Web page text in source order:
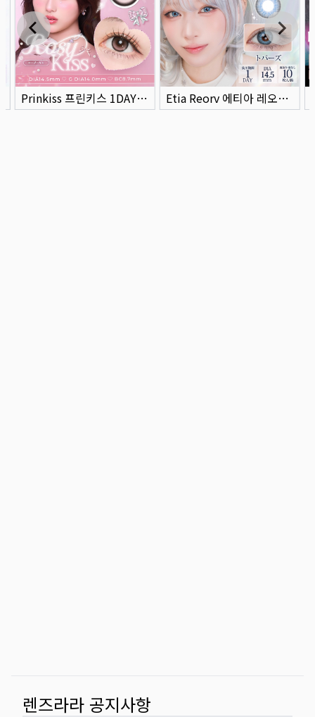
Prinkiss 프린키스 1DAY 로지키스 Etia Reorv 에티아 레오브원데이 1DAY 17 토파즈(1박스 10개들이)
렌즈라라 공지사항